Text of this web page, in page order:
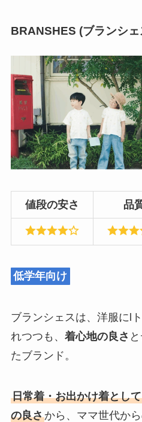
BRANSHES (ブランシェ
値段の安さ 品
低学年向け
ブランシェスは、洋服にl
れつつも、 着心地の良さ
たブランド。
日常着・お出かけ着とし
の良さから、ママ世代か